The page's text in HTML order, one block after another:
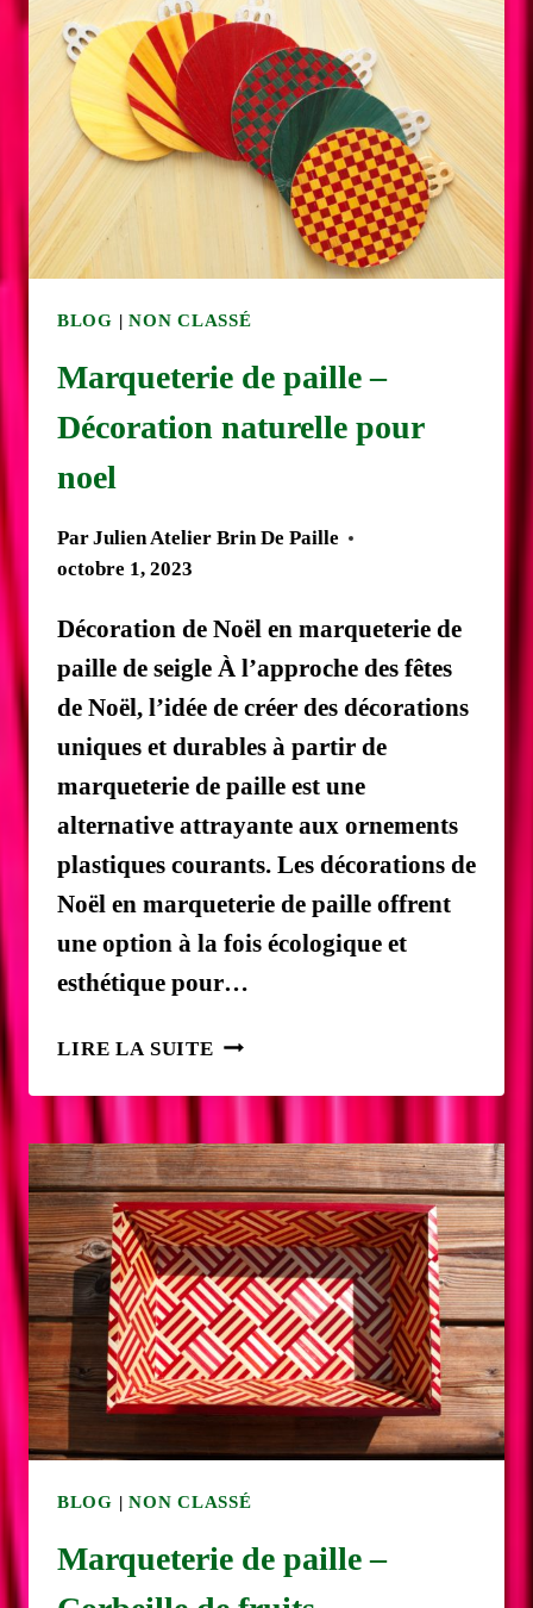
BASSE
ÉCHIQUÉENNE
PARTIE
1
BLOG |NON CLASSÉ
Marqueterie de paille –
Décoration naturelle pour
noel
ParJulien Atelier Brin De Paille
octobre 1, 2023
Décoration de Noël en marqueterie de
paille de seigle À l’approche des fêtes
de Noël, l’idée de créer des décorations
uniques et durables à partir de
marqueterie de paille est une
alternative attrayante aux ornements
plastiques courants. Les décorations de
Noël en marqueterie de paille offrent
une option à la fois écologique et
esthétique pour…
LIRE LA SUITE MARQUETERIE
PAILLE
DÉCORATION
NATURELLE
POUR
NOEL
BLOG |NON CLASSÉ
Marqueterie de paille –